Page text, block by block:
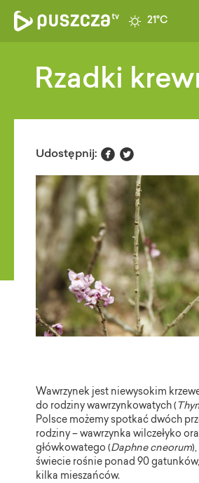
21°C
Rzadki
Udostępnij:  
Wawrzynek jest niewysokim
do rodziny wawrzynkowatych (
Polsce możemy spotkać dwóch
rodziny – wawrzynka wilczełyko
główkowatego (Daphne cneorum
świecie rośnie ponad 90
kilka mieszańców.